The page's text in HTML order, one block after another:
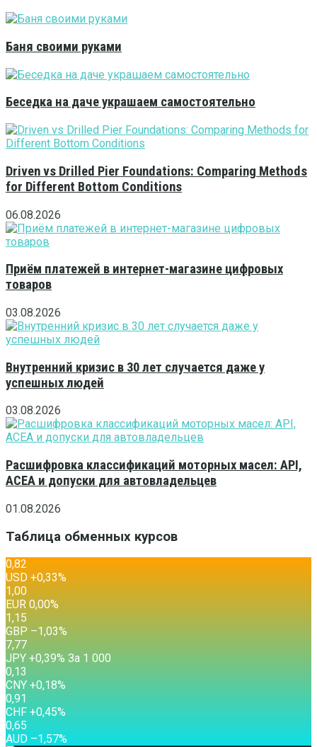
Баня своими руками
Беседка на даче украшаем самостоятельно
Driven vs Drilled Pier Foundations: Comparing Methods
for Different Bottom Conditions
06.08.2026
Приём платежей в интернет-магазине цифровых
товаров
03.08.2026
Внутренний кризис в 30 лет случается даже у
успешных людей
03.08.2026
Расшифровка классификаций моторных масел: API,
ACEA и допуски для автовладельцев
01.08.2026
Таблица обменных курсов
0,82
USD +0,33%
1,00
EUR 0,00%
1,15
GBP –1,03%
7,77
JPY +0,39% За 1 000
0,13
CNY +0,18%
0,91
CHF +0,45%
0,65
AUD –1,57%